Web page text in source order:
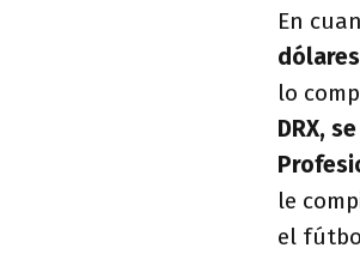
En
lo
DRX,
le
el